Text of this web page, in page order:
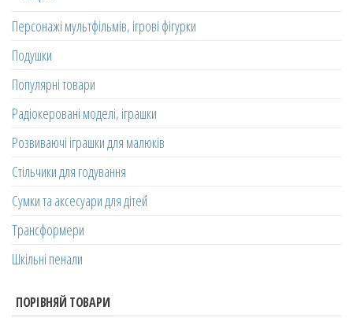
Персонажі мультфільмів, ігрові фігурки
Подушки
Популярні товари
Радіокеровані моделі, іграшки
Розвиваючі іграшки для малюків
Стільчики для годування
Сумки та аксесуари для дітей
Трансформери
Шкільні пенали
ПОРІВНЯЙ ТОВАРИ